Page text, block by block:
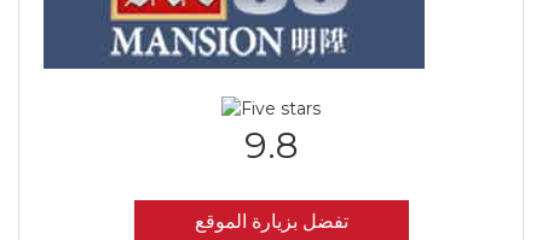
9.8
تفضل بزيارة الموقع